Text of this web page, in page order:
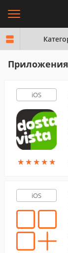
iOS
★★★★★
★★★★★
iOS